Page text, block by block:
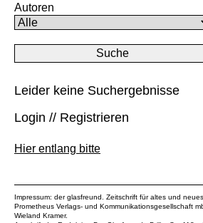
Autoren
Leider keine Suchergebnisse
Login // Registrieren
Hier entlang bitte
Impressum: der glasfreund. Zeitschrift für altes und
Prometheus Verlags- und Kommunikationsgesellschaft
Wieland Kramer.